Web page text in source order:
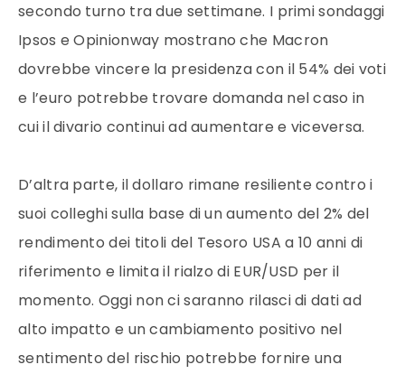
secondo turno tra due settimane. I primi sondaggi
Ipsos e Opinionway mostrano che Macron
dovrebbe vincere la presidenza con il 54% dei voti
e l’euro potrebbe trovare domanda nel caso in
cui il divario continui ad aumentare e viceversa.
D’altra parte, il dollaro rimane resiliente contro i
suoi colleghi sulla base di un aumento del 2% del
rendimento dei titoli del Tesoro USA a 10 anni di
riferimento e limita il rialzo di EUR/USD per il
momento. Oggi non ci saranno rilasci di dati ad
alto impatto e un cambiamento positivo nel
sentimento del rischio potrebbe fornire una